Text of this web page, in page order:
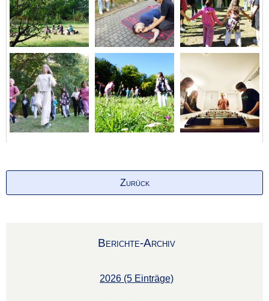
Zurück
Berichte-Archiv
2026 (5 Einträge)